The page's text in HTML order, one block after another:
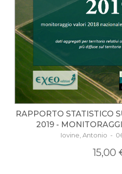
RAPPORTO STATISTICO
2019 -
Iovine, Antonio -
15,00